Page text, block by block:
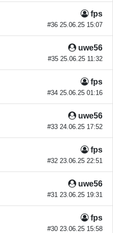
fps
#36 25.06.25 15:07
uwe56
#35 25.06.25 11:32
fps
#34 25.06.25 01:16
uwe56
#33 24.06.25 17:52
fps
#32 23.06.25 22:51
uwe56
#31 23.06.25 19:31
fps
#30 23.06.25 15:58